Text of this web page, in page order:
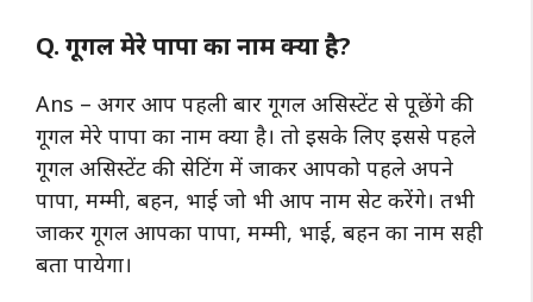
Q. गूगल मेरे पापा का नाम क्या है?
Ans – अगर आप पहली बार गूगल असिस्टेंट से पूछेंगे की
गूगल मेरे पापा का नाम क्या है। तो इसके लिए इससे पहले
गूगल असिस्टेंट की सेटिंग में जाकर आपको पहले अपने
पापा, मम्मी, बहन, भाई जो भी आप नाम सेट करेंगे। तभी
जाकर गूगल आपका पापा, मम्मी, भाई, बहन का नाम सही
बता पायेगा।